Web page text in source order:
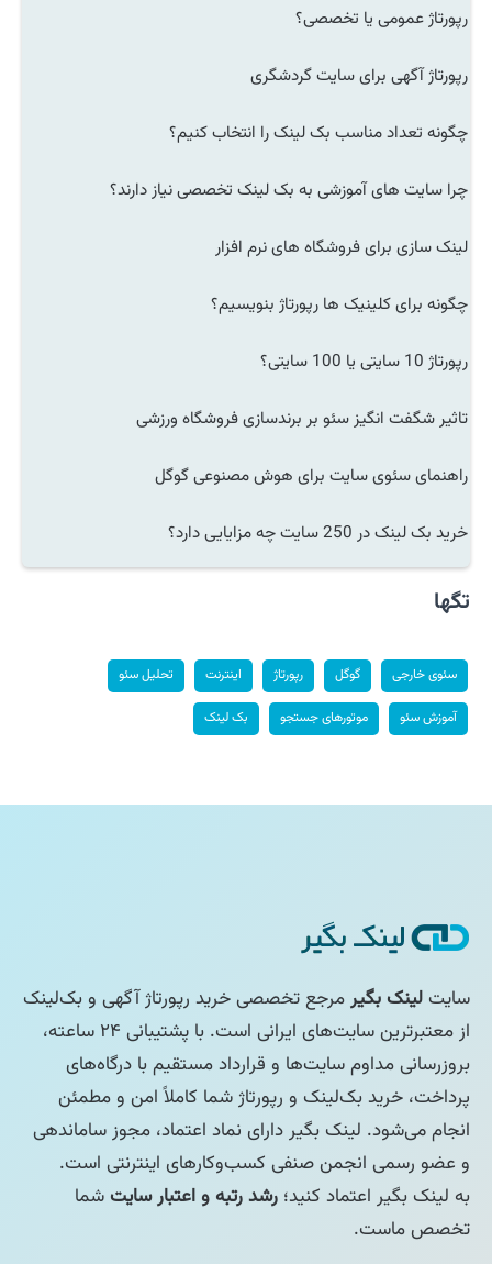
رپورتاژ عمومی یا تخصصی؟
رپورتاژ آگهی برای سایت گردشگری
چگونه تعداد مناسب بک لینک را انتخاب کنیم؟
چرا سایت های آموزشی به بک لینک تخصصی نیاز دارند؟
لینک سازی برای فروشگاه های نرم افزار
چگونه برای کلینیک ها رپورتاژ بنویسیم؟
رپورتاژ 10 سایتی یا 100 سایتی؟
تاثیر شگفت انگیز سئو بر برندسازی فروشگاه ورزشی
راهنمای سئوی سایت برای هوش مصنوعی گوگل
خرید بک لینک در 250 سایت چه مزایایی دارد؟
تگها
سئوی خارجی گوگل رپورتاژ اینترنت تحلیل سئو
آموزش سئو موتورهای جستجو بک لینک
سایتلینک بگیرمرجع تخصصی خرید رپورتاژ آگهی و بک‌لینک
از معتبرترین سایت‌های ایرانی است. با پشتیبانی ۲۴ ساعته،
بروزرسانی مداوم سایت‌ها و قرارداد مستقیم با درگاه‌های
پرداخت، خرید بک‌لینک و رپورتاژ شما کاملاً امن و مطمئن
انجام می‌شود. لینک بگیر دارای نماد اعتماد، مجوز ساماندهی
و عضو رسمی انجمن صنفی کسب‌وکارهای اینترنتی است.
به لینک بگیر اعتماد کنید؛ رشد رتبه و اعتبار سایتشما
تخصص ماست.